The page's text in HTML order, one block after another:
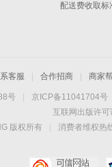
配送费收取标
客服 合作招商 商家
号 京ICP备11041704号
互联网出版许
版权所有 消费者维权热